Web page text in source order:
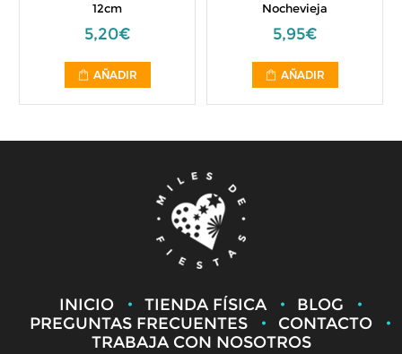
12cm
5,20€
AÑADIR
Nochevieja
5,95€
AÑADIR
INICIO TIENDA FÍSICA
BLOG
PREGUNTAS FRECUENTES
CONTACTO
TRABAJA CON NOSOTROS